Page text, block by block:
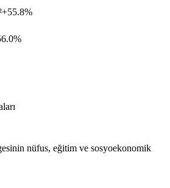
+55.8%
%
nüfus, eğitim ve sosyoekonomik